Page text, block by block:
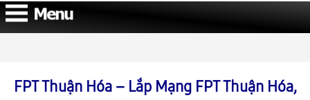
FPT Thuận Hóa – Lắp Mạng FPT Thuận Hóa,